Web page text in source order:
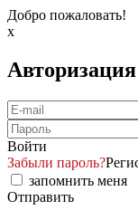
Добро пожаловать!
x
Авторизация
Войти
Забыли пароль?
запомнить меня
Отправить